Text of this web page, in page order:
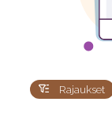
Rajaukset